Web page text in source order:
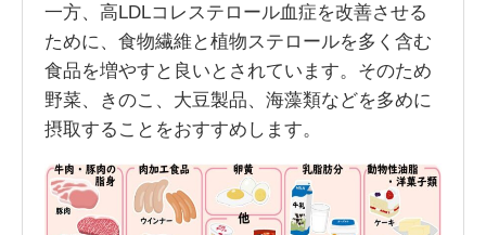
一方、高LDLコレステロール血症を改善させる
ために、食物繊維と植物ステロールを多く含む
食品を増やすと良いとされています。そのため
野菜、きのこ、大豆製品、海藻類などを多めに
摂取することをおすすめします。